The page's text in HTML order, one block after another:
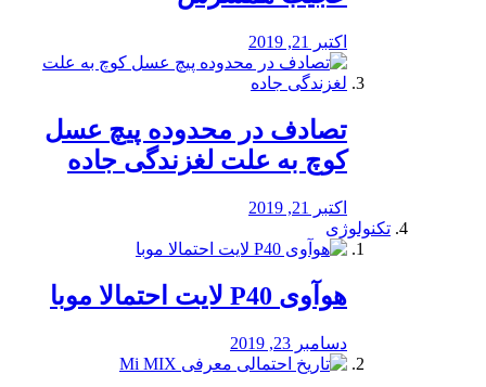
اکتبر 21, 2019
تصادف در محدوده پیچ عسل
کوچ به علت لغزندگی جاده
اکتبر 21, 2019
تکنولوژی
هوآوی P40 لایت احتمالا موبا
دسامبر 23, 2019